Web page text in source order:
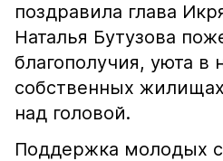
поздравила глава
Наталья Бутузова
благополучия, уюта в
собственных
над головой.
Поддержка молодых